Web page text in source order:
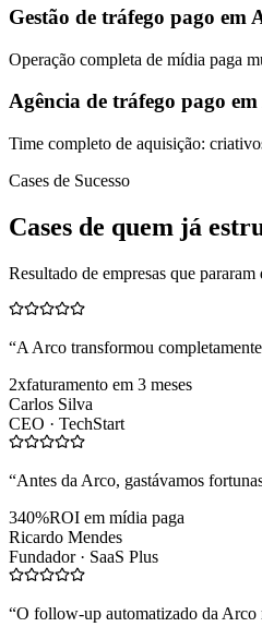
Gestão de tráfego pago em
Operação completa de mídia paga
Agência de tráfego pago
Time completo de aquisição:
Cases de Sucesso
Cases de quem já
Resultado de empresas que
“A Arco transformou
2xfaturamento em 3 meses
Carlos Silva
CEO · TechStart
“Antes da Arco, gastávamos
340%ROI em mídia paga
Ricardo Mendes
Fundador · SaaS Plus
“O follow-up automatizado da Arco